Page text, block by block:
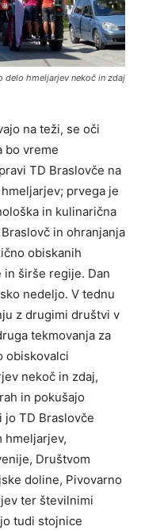
delo hmeljarjev nekoč in zdaj
na teži, se oči
bo vreme
TD Braslovče na
prvega je
in kulinarična
in ohranjanja
obiskanih
širše regije. Dan
nedeljo. V tednu
z drugimi društvi v
tekmovanja za
obiskovalci
nekoč in zdaj,
in pokušajo
TD Braslovče
hmeljarjev,
Društvom
doline, Pivovarno
ter številnimi
tudi stojnice